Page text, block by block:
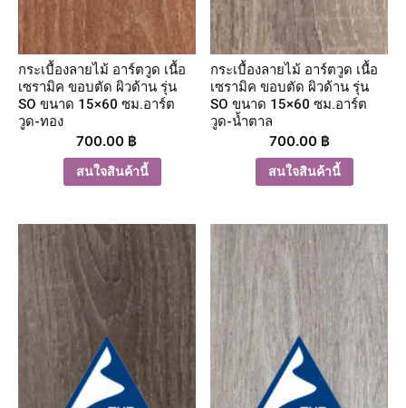
กระเบื้องลายไม้ อาร์ตวูด เนื้อ
เซรามิค ขอบตัด ผิวด้าน รุ่น
SO ขนาด 15×60 ซม.อาร์ต
วูด-ทอง
700.00 ฿
สนใจสินค้านี้
กระเบื้องลายไม้ อาร์ตวูด เนื้อ
เซรามิค ขอบตัด ผิวด้าน รุ่น
SO ขนาด 15×60 ซม.อาร์ต
วูด-น้ำตาล
700.00 ฿
สนใจสินค้านี้